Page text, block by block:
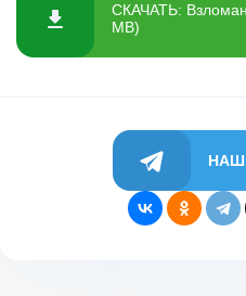
СКАЧАТЬ:
MB)
НАШ